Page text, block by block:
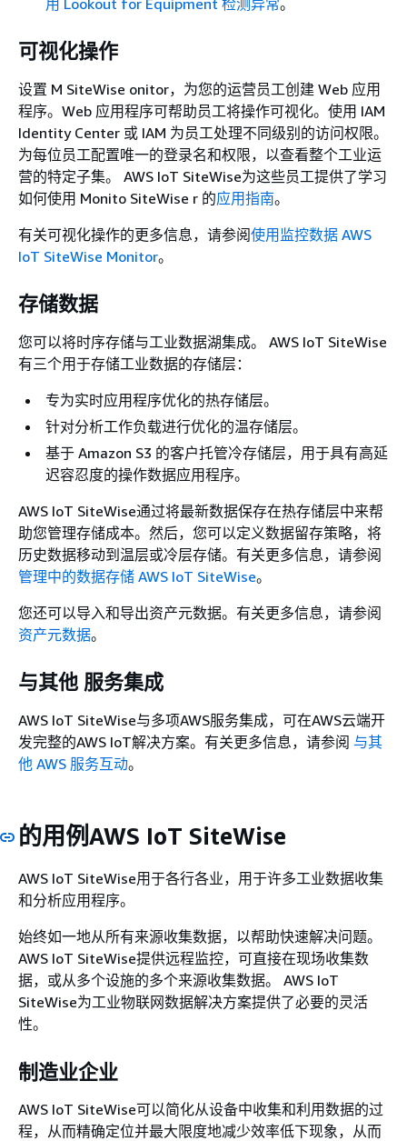
可视化操作
设置 M SiteWise onitor，为您的运营员工创建 Web 应用
程序。Web 应用程序可帮助员工将操作可视化。使用 IAM
Identity Center 或 IAM 为员工处理不同级别的访问权限。
为每位员工配置唯一的登录名和权限，以查看整个工业运
营的特定子集。 AWS IoT SiteWise为这些员工提供了学习
如何使用 Monito SiteWise r 的应用指南。
有关可视化操作的更多信息，请参阅使用监控数据 AWS
IoT SiteWise Monitor。
存储数据
您可以将时序存储与工业数据湖集成。 AWS IoT SiteWise
有三个用于存储工业数据的存储层：
专为实时应用程序优化的热存储层。
针对分析工作负载进行优化的温存储层。
基于 Amazon S3 的客户托管冷存储层，用于具有高延
迟容忍度的操作数据应用程序。
AWS IoT SiteWise通过将最新数据保存在热存储层中来帮
助您管理存储成本。然后，您可以定义数据留存策略，将
历史数据移动到温层或冷层存储。有关更多信息，请参阅
管理中的数据存储 AWS IoT SiteWise。
您还可以导入和导出资产元数据。有关更多信息，请参阅
资产元数据。
与其他 服务集成
AWS IoT SiteWise与多项AWS服务集成，可在AWS云端开
发完整的AWS IoT解决方案。有关更多信息，请参阅 与其
他 AWS 服务互动。
的用例AWS IoT SiteWise
AWS IoT SiteWise用于各行各业，用于许多工业数据收集
和分析应用程序。
始终如一地从所有来源收集数据，以帮助快速解决问题。
AWS IoT SiteWise提供远程监控，可直接在现场收集数
据，或从多个设施的多个来源收集数据。 AWS IoT
SiteWise为工业物联网数据解决方案提供了必要的灵活
性。
制造业企业
AWS IoT SiteWise可以简化从设备中收集和利用数据的过
程，从而精确定位并最大限度地减少效率低下现象，从而